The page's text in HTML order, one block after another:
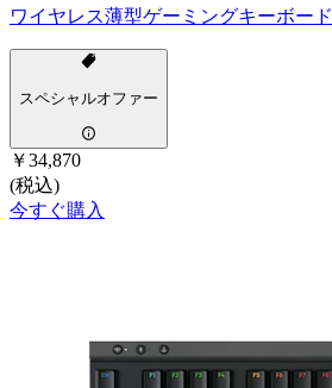
ワイヤレス薄型ゲーミングキーボード
スペシャルオファー
￥34,870
(税込)
今すぐ購入